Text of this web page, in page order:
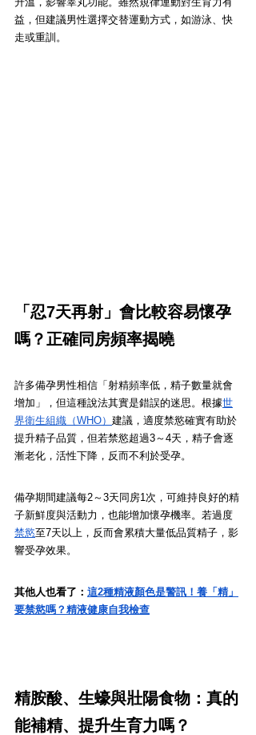
益，但建議男性選擇交替運動方式，如游泳、快
走或重訓。
「忍7天再射」會比較容易懷孕
嗎？正確同房頻率揭曉
許多備孕男性相信「射精頻率低，精子數量就會
增加」，但這種說法其實是錯誤的迷思。根據世
界衛生組織（WHO） 建議，適度禁慾確實有助於
提升精子品質，但若禁慾超過3～4天，精子會逐
漸老化，活性下降，反而不利於受孕。
備孕期間建議每2～3天同房1次，可維持良好的精
子新鮮度與活動力，也能增加懷孕機率。若過度
禁慾至7天以上，反而會累積大量低品質精子，影
響受孕效果。
其他人也看了： 這2種精液顏色是警訊！養「精」
要禁慾嗎？精液健康自我檢查
精胺酸、生蠔與壯陽食物：真的
能補精、提升生育力嗎？